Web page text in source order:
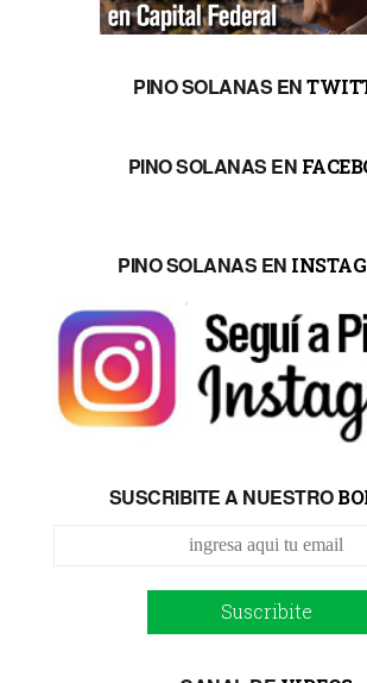
PINO SOLANAS EN
PINO SOLANAS EN
PINO SOLANAS EN
SUSCRIBITE A NUESTRO
Suscribite